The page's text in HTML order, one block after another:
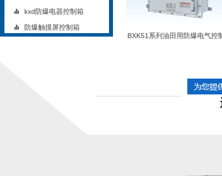
kxd防爆电器控制箱
防爆触摸屏控制箱
BXK51系列油田用防爆电气控